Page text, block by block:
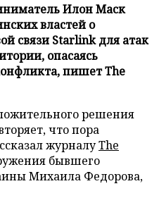
Илон Маск
властей о
связи Starlink для атак
опасаясь
пишет The
решения
что пора
журналуThe
бывшего
Михаила Федорова,